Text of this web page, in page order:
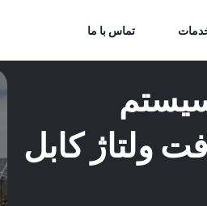
تماس با ما
ولتاژ کابل